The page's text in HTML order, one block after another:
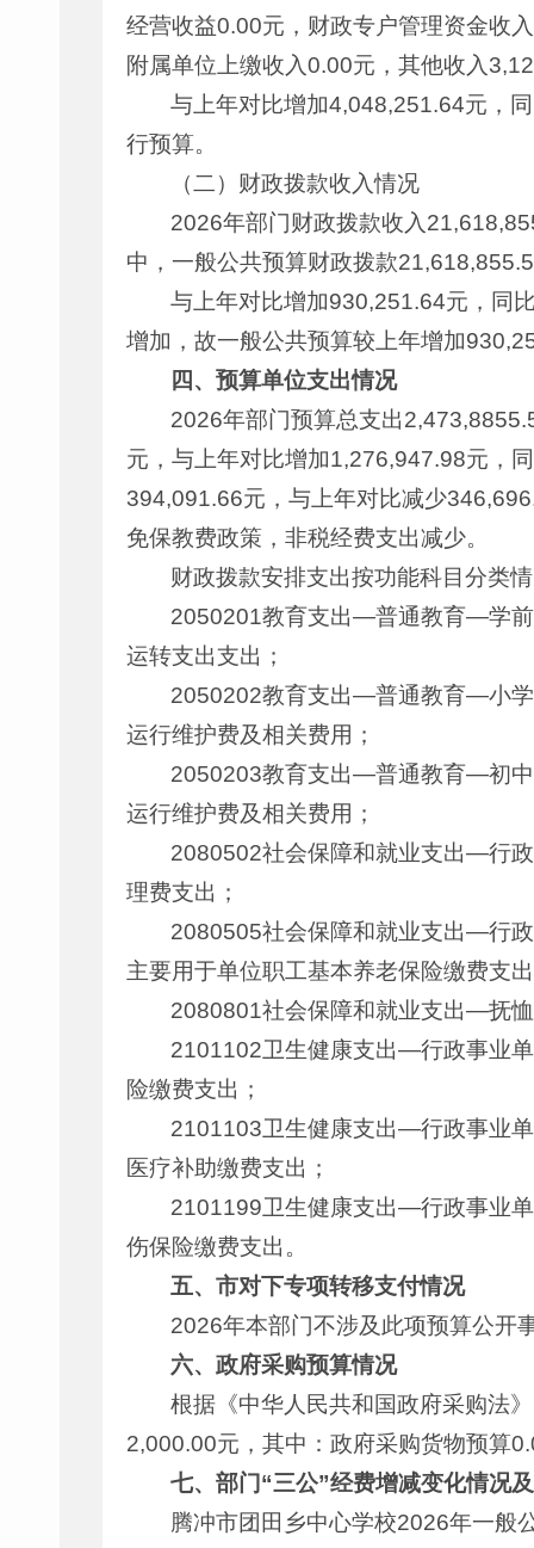
经营收益0.00元，财政专户管理资金收
附属单位上缴收入0.00元，其他收入
与上年对比增加4,048,251.64元，
行预算。
（二）财政拨款收入情况
2026年部门财政拨款收入
中，一般公共预算财政拨款
与上年对比增加930,251.64元，同
增加，故一般公共预算较上年增加
四 、预算单位支出情况
2026年部门预算总支出
元，与上年对比增加1,276,947.98元，
394,091.66元，与上年对比减少
免保教费政策，非税经费支出减少。
财政拨款安排支出按功能科目分类
2050201教育支出—普通教育—学前
运转支出支出；
2050202教育支出—普通教育—小学
运行维护费及相关费用；
2050203教育支出—普通教育—初中
运行维护费及相关费用；
2080502社会保障和就业支出—行
理费支出；
2080505社会保障和就业支出—行
主要用于单位职工基本养老保险缴费支
2080801社会保障和就业支出—抚
2101102卫生健康支出—行政事业
险缴费支出；
2101103卫生健康支出—行政事业
医疗补助缴费支出；
2101199卫生健康支出—行政事业
伤保险缴费支出。
五、市对下专项转移支付情况
2026年本部门不涉及此项预算公开
六、政府采购预算情况
根据《中华人民共和国政府采购法
2,000.00元，其中：政府采购货物预算
七、部门“三公”经费增减变化情况
腾冲市团田乡中心学校2026年一般